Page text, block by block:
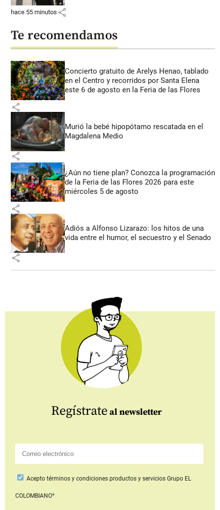
hace 55 minutos share
Te recomendamos
Concierto gratuito de Arelys Henao, tablado
en el Centro y recorridos por Santa Elena
este 6 de agosto en la Feria de las Flores
share
Murió la bebé hipopótamo rescatada en el
Magdalena Medio
share
¿Aún no tiene plan? Conozca la programación
de la Feria de las Flores 2026 para este
miércoles 5 de agosto
share
Adiós a Alfonso Lizarazo: los hitos de una
vida entre el humor, el secuestro y el Senado
share
Regístrate al newsletter
Aceptotérminos y condiciones productos y serviciosGrupo EL
COLOMBIANO*